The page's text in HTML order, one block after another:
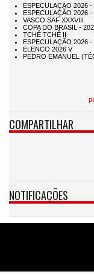
COMPARTILHAR
NOTIFICAÇÕES